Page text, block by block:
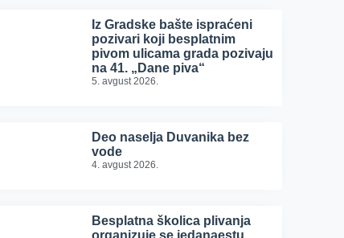
Iz Gradske bašte ispraćeni
pozivari koji besplatnim
pivom ulicama grada pozivaju
na 41. „Dane piva“
5. avgust 2026.
Deo naselja Duvanika bez
vode
4. avgust 2026.
Besplatna školica plivanja
organizuje se jedanaestu